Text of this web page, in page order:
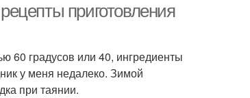
приготовления
60 градусов или 40, ингредиенты
у меня недалеко. Зимой
при таянии.